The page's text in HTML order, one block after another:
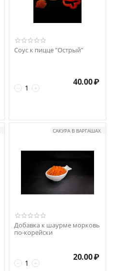
Соус к пицце "Острый"
+
−
40.00₽
САКУРА В ВАРГАШАХ
Добавка к шаурме морковь
по-корейски
+
−
20.00₽